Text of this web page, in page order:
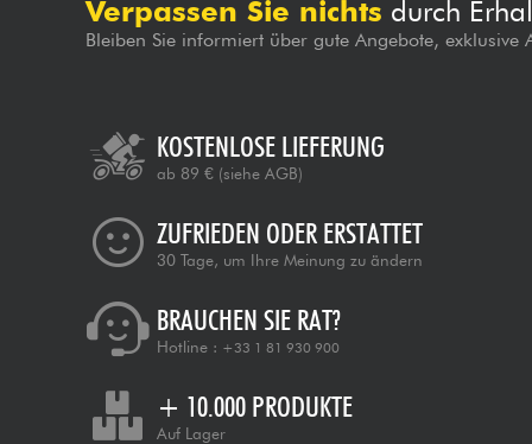
Verpassen Sie nichts durch
Bleiben Sie informiert über gute Angebote, exklusive
KOSTENLOSE LIEFERUNG
ab 89 € (siehe AGB)
ZUFRIEDEN ODER ERSTATTET
30 Tage, um Ihre Meinung zu ändern
BRAUCHEN SIE RAT?
Hotline : +33 1 81 930 900
+ 10.000 PRODUKTE
Auf Lager